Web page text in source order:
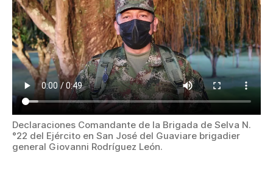
Declaraciones Comandante de la Brigada de Selva N.
°22 del Ejército en San José del Guaviare brigadier
general Giovanni Rodríguez León.